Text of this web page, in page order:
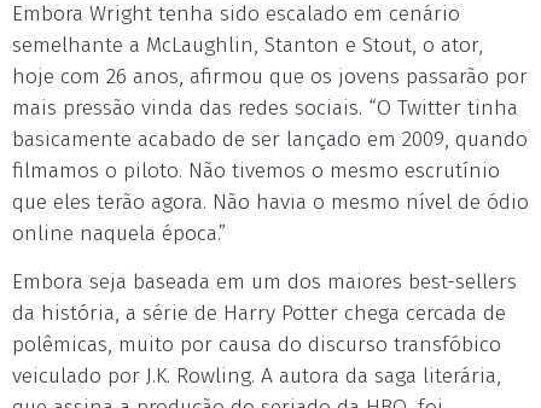
Embora Wright tenha sido escalado em cenário
semelhante a McLaughlin, Stanton e Stout, o ator,
hoje com 26 anos, afirmou que os jovens passarão por
mais pressão vinda das redes sociais. “O Twitter tinha
basicamente acabado de ser lançado em 2009, quando
filmamos o piloto. Não tivemos o mesmo escrutínio
que eles terão agora. Não havia o mesmo nível de ódio
online naquela época.”
Embora seja baseada em um dos maiores best-sellers
da história, a série de Harry Potter chega cercada de
polêmicas, muito por causa do discurso transfóbico
veiculado por J.K. Rowling. A autora da saga literária,